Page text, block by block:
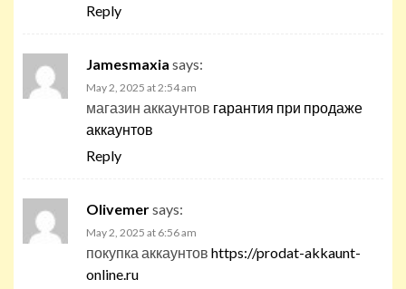
Reply
Jamesmaxia says:
May 2, 2025 at 2:54 am
магазин аккаунтов гарантия при продаже
аккаунтов
Reply
Olivemersays:
May 2, 2025 at 6:56 am
покупка аккаунтов https://prodat-akkaunt-
online.ru